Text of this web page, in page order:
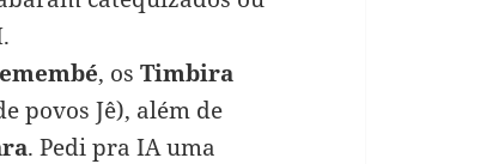
, os Timbira
povos Jê), além de
. Pedi pra IA uma